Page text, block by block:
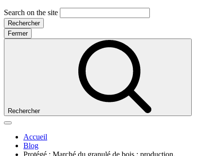
Search on the site
Rechercher
Fermer
Rechercher
Accueil
Blog
Protégé : Marché du granulé de bois : production,